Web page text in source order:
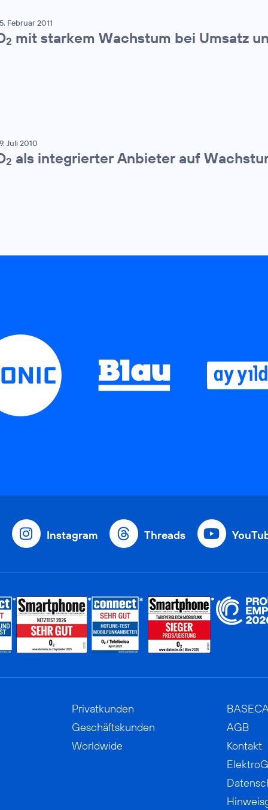
Februar 2011
2 mit starkem Wachstum bei Umsatz
Juli 2010
2 als integrierter Anbieter auf
Instagram Threads
Privatkunden
Geschäftskunden
Worldwide
AGB
Kontakt